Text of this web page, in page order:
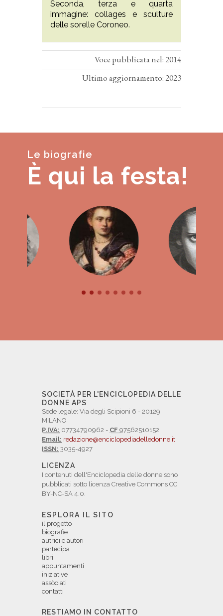
Seconda, terza e quarta
immagine: collages e sculture
delle sorelle Coroneo.
Voce pubblicata nel: 2014
Ultimo aggiornamento: 2023
Le biografie
È qui la festa!
SOCIETÀ PER L'ENCICLOPEDIA DELLE
DONNE APS
Sede legale: Via degli Scipioni 6 - 20129
MILANO
P.IVA: 07734790962 - CF 97562510152
Email: redazione@enciclopediadelledonne.it
ISSN: 3035-4927
LICENZA
I contenuti dell'Enciclopedia delle donne sono
pubblicati sotto licenza Creative Commons CC
BY-NC-SA 4.0.
ESPLORA IL SITO
il progetto
biografie
autrici e autori
partecipa
libri
appuntamenti
iniziative
assòciati
contatti
RESTIAMO IN CONTATTO